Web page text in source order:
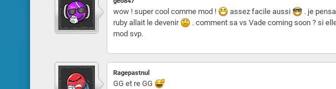
wow ! super cool comme mod ! assez facile aussi
. je
ruby allait le devenir
. comment sa vs Vade coming soon ? si
mod svp.
Ragepastnul
GG et re GG